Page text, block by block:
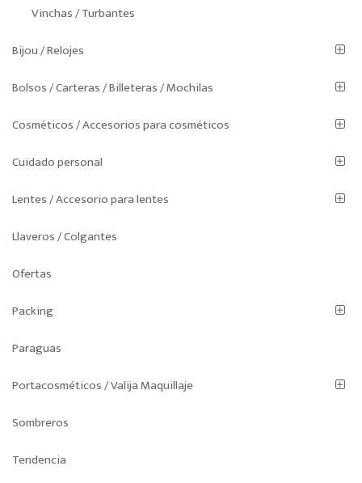
Vinchas / Turbantes
Bijou / Relojes
Bolsos / Carteras / Billeteras / Mochilas
Cosméticos / Accesorios para cosméticos
Cuidado personal
Lentes / Accesorio para lentes
Llaveros / Colgantes
Ofertas
Packing
Paraguas
Portacosméticos / Valija Maquillaje
Sombreros
Tendencia